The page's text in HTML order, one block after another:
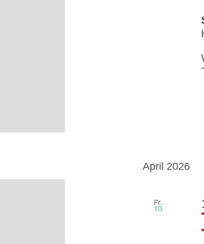
April 2026
Fr.
10